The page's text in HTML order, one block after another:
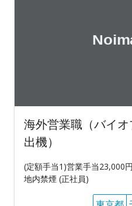
海外営業職（バイ
出機）
(定額手当1)営業手当23,000
地内禁煙 (正社員)